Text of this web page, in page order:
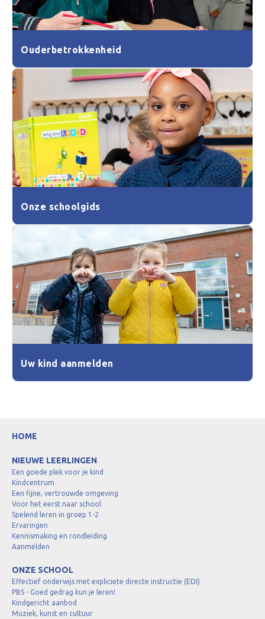
Ouderbetrokkenheid
Onze schoolgids
Uw kind aanmelden
HOME
NIEUWE LEERLINGEN
Een goede plek voor je kind
Kindcentrum
Een fijne, vertrouwde omgeving
Voor het eerst naar school
Spelend leren in groep 1-2
Ervaringen
Kennismaking en rondleiding
Aanmelden
ONZE SCHOOL
Effectief onderwijs met expliciete directe instructie (EDI)
PBS - Goed gedrag kun je leren!
Kindgericht aanbod
Muziek, kunst en cultuur